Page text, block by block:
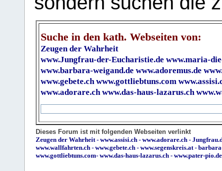
Suche in den kath. Webseiten von:
Zeugen der Wahrheit
www.Jungfrau-der-Eucharistie.de www.maria-
www.barbara-weigand.de www.adoremus.de
www.gebete.ch www.gottliebtuns.com
www.adorare.ch www.das-haus-lazarus.ch
Dieses Forum ist mit folgenden Webseiten verlinkt
Zeugen der Wahrheit - www.assisi.ch - www.adorare.ch -
www.wallfahrten.ch - www.gebete.ch - www.segenskreis.at -
www.gottliebtuns.com- www.das-haus-lazarus.ch - www.pater-pio.de